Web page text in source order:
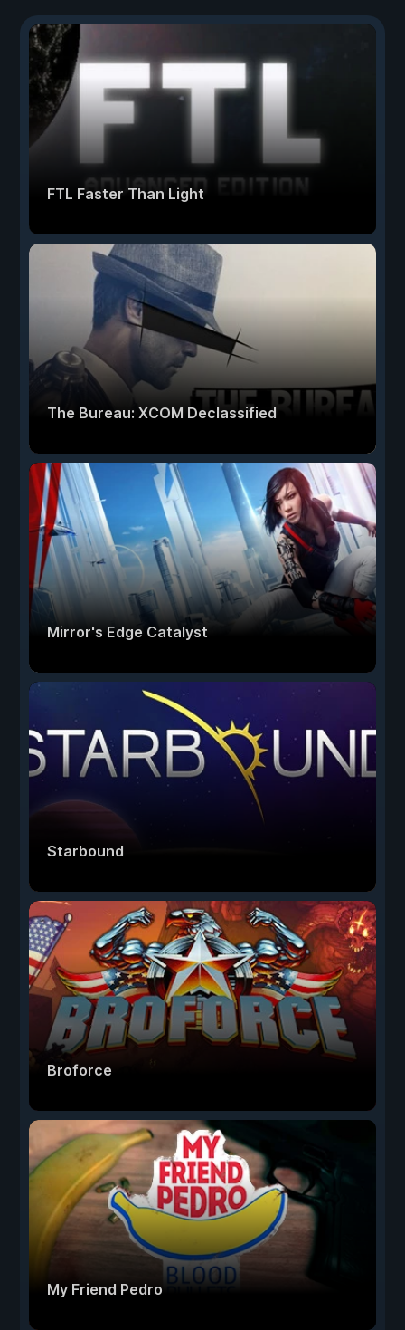
FTL Faster Than Light
The Bureau: XCOM Declassified
Mirror's Edge Catalyst
Starbound
Broforce
My Friend Pedro